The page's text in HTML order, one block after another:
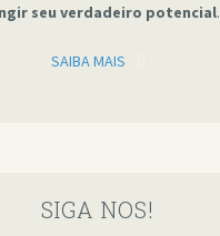
seu verdadeiro potencial.
SAIBA MAIS
SIGA NOS!